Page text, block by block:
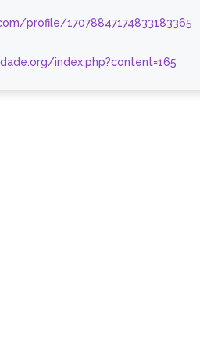
profile/17078847174833183365
index.php?content=165